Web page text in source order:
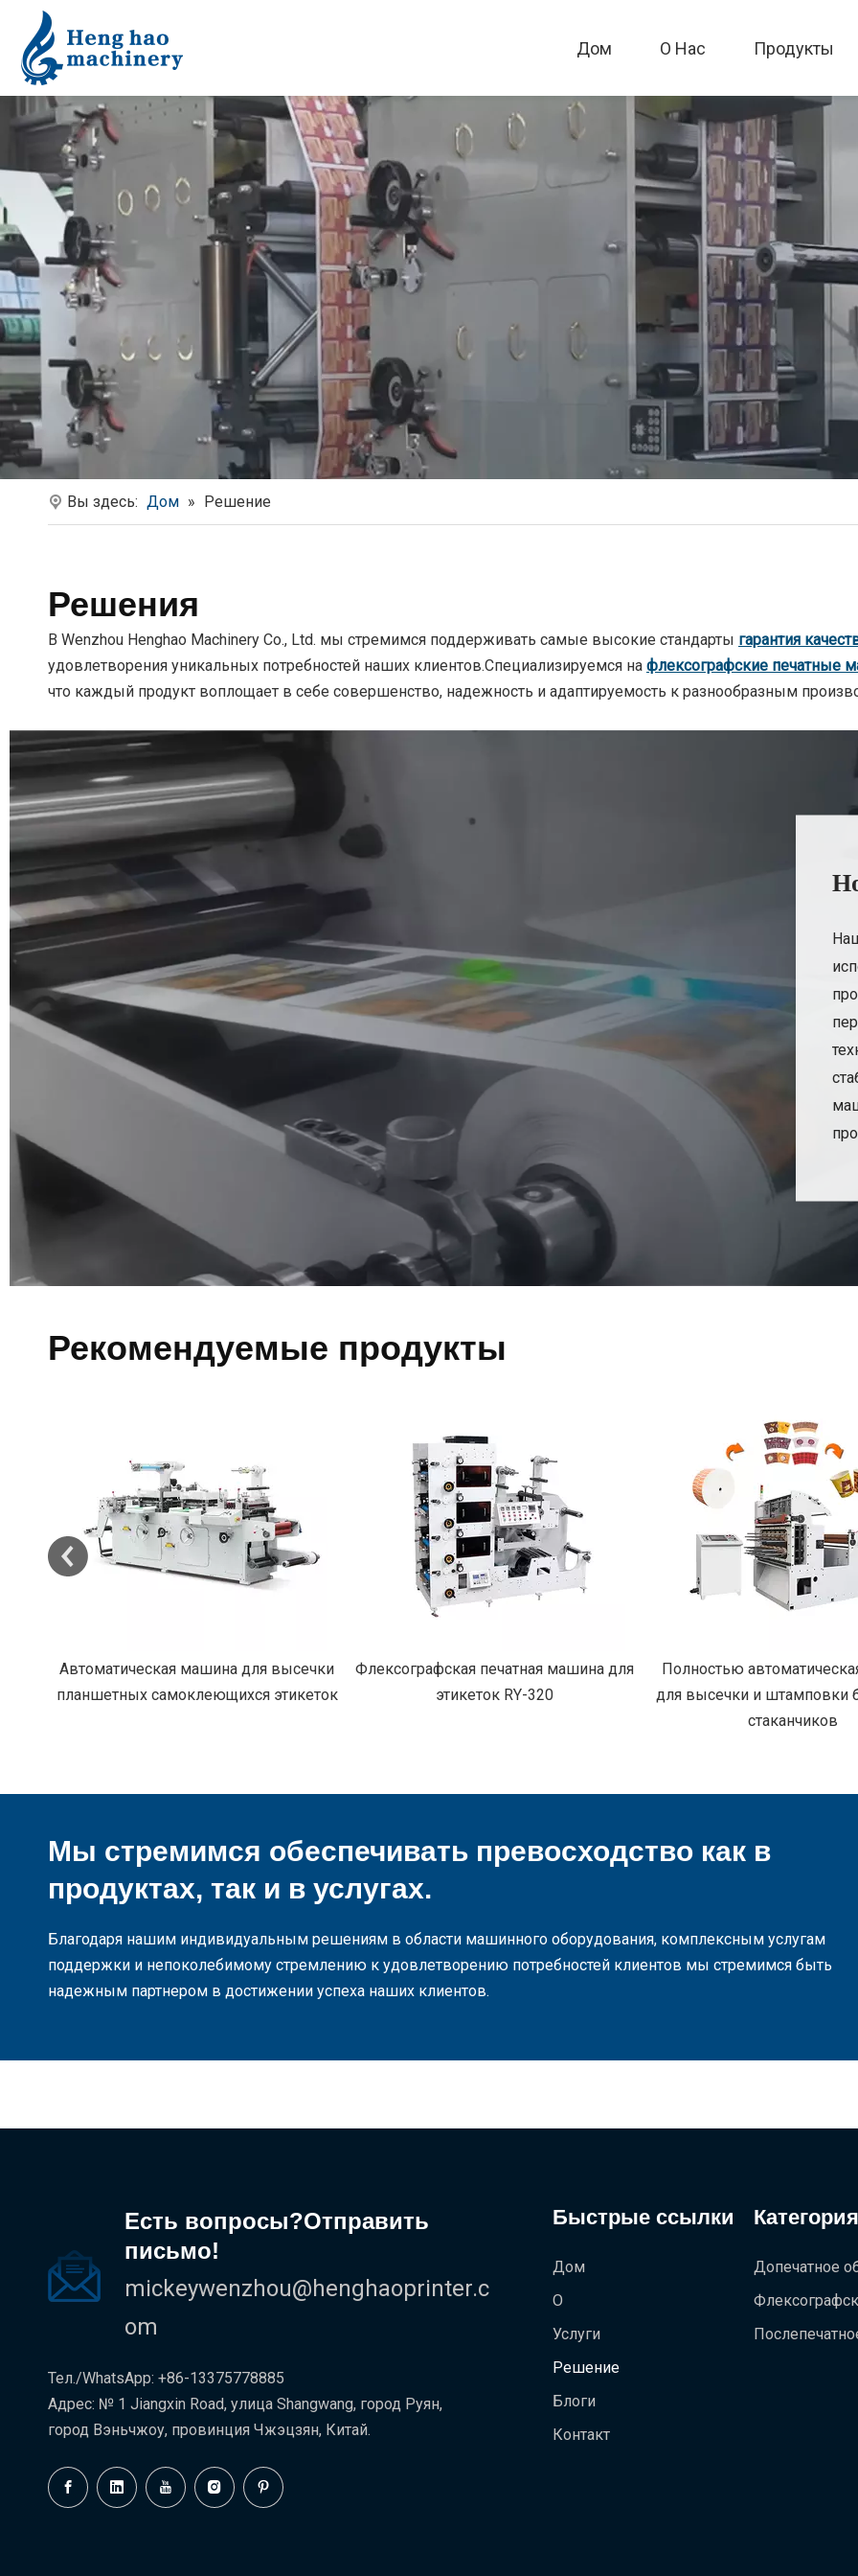
Дом О Hac Продукты
Вы здесь: Дом » Решение
Решения
В Wenzhou Henghao Machinery Co., Ltd. мы стремимся поддерживать самые высокие стандарты гарантия
удовлетворения уникальных потребностей наших клиентов.Специализируемся на флексографские печатные
что каждый продукт воплощает в себе совершенство, надежность и адаптируемость к разнообразным
Рекомендуемые продукты
Флексографская печатная машина для
этикеток RY-320
Полностью автоматическая машина
для высечки и штамповки бумажных
Стиральная машина для
Мы стремимся обеспечивать превосходство как в
продуктах, так и в услугах.
Благодаря нашим индивидуальным решениям в области машинного оборудования, комплексным услугам
поддержки и непоколебимому стремлению к удовлетворению потребностей клиентов мы стремимся быть
надежным партнером в достижении успеха наших клиентов.
Есть вопросы?Отправить
письмо!
mickeywenzhou@henghaoprinter.c
om
Тел./WhatsApp: +86-13375778885
Адрес: № 1 Jiangxin Road, улица Shangwang, город Руян,
город Вэньчжоу, провинция Чжэцзян, Китай.
Быстрые ссылки
Дом
О
Услуги
Решение
Блоги
Контакт
Допечатное